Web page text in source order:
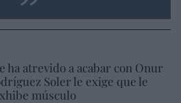
ha atrevido a acabar con Onur
Soler le exige que le
músculo